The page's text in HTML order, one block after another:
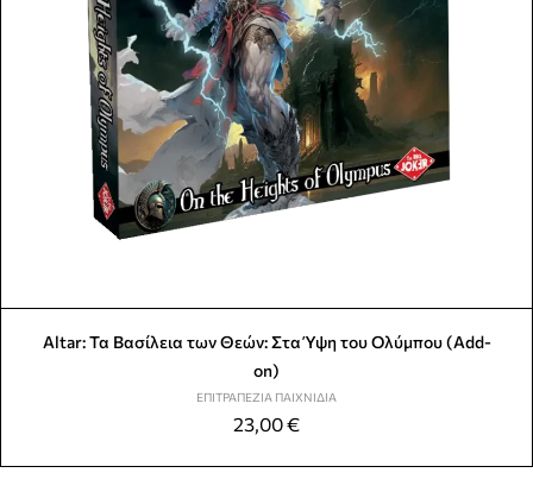
Altar: Τα Βασίλεια των Θεών: Στα Ύψη του Ολύμπου (Add-
on)
ΕΠΙΤΡΑΠΈΖΙΑ ΠΑΙΧΝΊΔΙΑ
23,00€